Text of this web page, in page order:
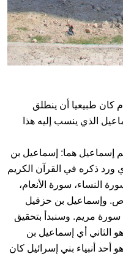
كان طبيعيا أن ينطلق
الذي ينسب إليه هذا
إسماعيل هما: إسماعيل بن
ورد ذكره في القرآن الكريم
النساء، سورة الأنعام،
ص. وإسماعيل بن حزقيل
مريم. وسنبدأ بتحقيق
الثاني أي إسماعيل بن
أحد أنبياء بني إسرائيل كان